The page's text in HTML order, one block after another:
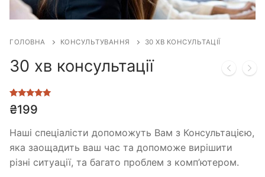
ГОЛОВНА КОНСУЛЬТУВАННЯ 30 ХВ КОНСУЛЬТАЦІЇ
30 хв консультації
Рейтинг
5.00з 5 на
опитування
1
покупця
₴199
Наші спеціалісти допоможуть Вам з Консультацією,
яка заощадить ваш час та допоможе вирішити
різні ситуації, та багато проблем з комп’ютером.